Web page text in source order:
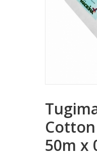
Cotton
50m x